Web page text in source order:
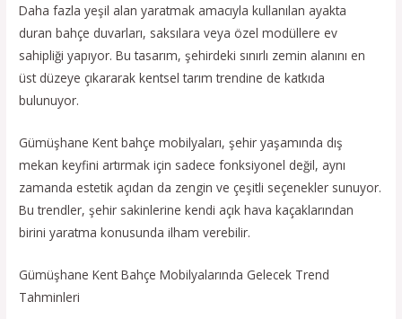
Daha fazla yeşil alan yaratmak amacıyla kullanılan ayakta
duran bahçe duvarları, saksılara veya özel modüllere ev
sahipliği yapıyor. Bu tasarım, şehirdeki sınırlı zemin alanını en
üst düzeye çıkararak kentsel tarım trendine de katkıda
bulunuyor.
Gümüşhane Kent bahçe mobilyaları, şehir yaşamında dış
mekan keyfini artırmak için sadece fonksiyonel değil, aynı
zamanda estetik açıdan da zengin ve çeşitli seçenekler sunuyor.
Bu trendler, şehir sakinlerine kendi açık hava kaçaklarından
birini yaratma konusunda ilham verebilir.
Gümüşhane Kent Bahçe Mobilyalarında Gelecek Trend
Tahminleri